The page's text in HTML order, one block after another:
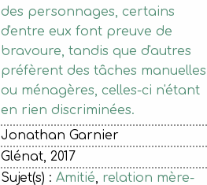
des personnages, certains
d'entre eux font preuve de
bravoure, tandis que d'autres
préfèrent des tâches manuelles
ou ménagères, celles-ci n'étant
en rien discriminées.
Jonathan Garnier
Glénat, 2017
Sujet(s) : Amitié, relation mère-